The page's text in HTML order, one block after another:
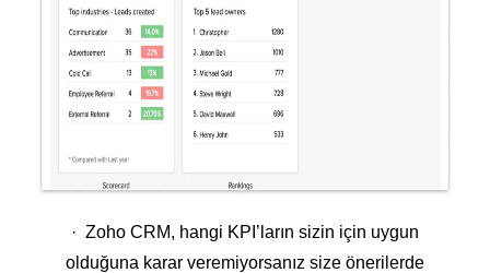
· Zoho CRM, hangi KPI’ların sizin için uygun
olduğuna karar veremiyorsanız size önerilerde